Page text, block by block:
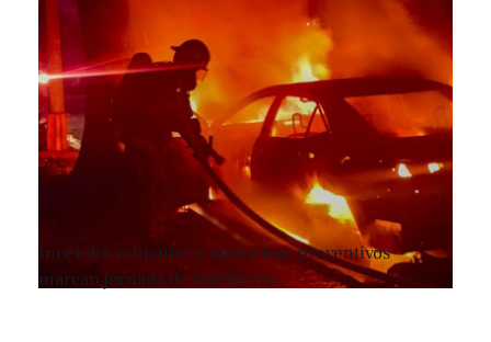
Incendio vehicular y operativos preventivos
marcan jornada de Bomberos